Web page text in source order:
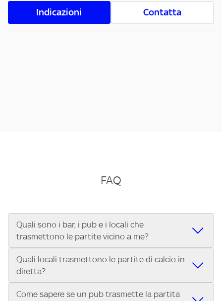
Indicazioni Contatta
FAQ
Quali sono i bar, i pub e i locali che
trasmettono le partite vicino a me?
Se cerchi un bar, pub, ristorante o locale vicino a te per
vedere le partite di Serie A ENILIVE, la Serie C Sky Wifi, la
UEFA Champions League, la UEFA Europa League, la UEFA
Conference League, il Tennis, la Formula 1®, la MotoGP™ e
Quali locali trasmettono le partite di calcio in
diretta?
Vuoi sapere quali bar, pub o ristoranti mostrano le partite
Come sapere se un pub trasmette la partita